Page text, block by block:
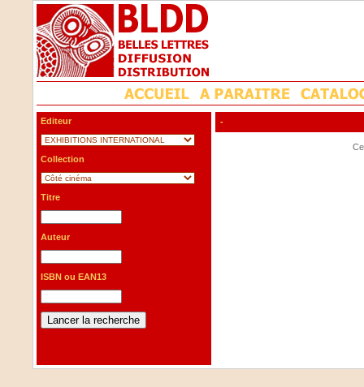
Editeur
Collection
Titre
Auteur
ISBN ou EAN13
-